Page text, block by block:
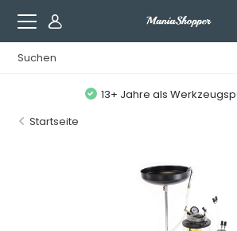
13+ Jahre als
Startseite